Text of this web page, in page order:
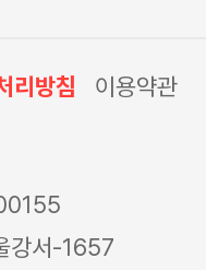
리방침 이용약관
강서-1657